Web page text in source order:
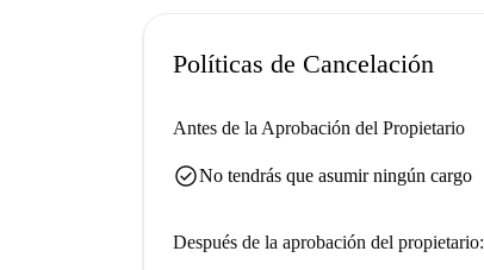
Políticas de Cancelación
Antes de la Aprobación del Propietario
check_circleNo tendrás que asumir ningún cargo
Después de la aprobación del propietario: